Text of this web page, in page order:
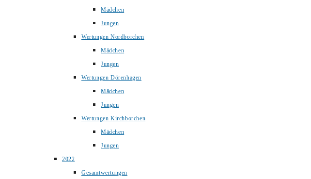
Mädchen
Jungen
Wertungen Nordborchen
Mädchen
Jungen
Wertungen Dörenhagen
Mädchen
Jungen
Wertungen Kirchborchen
Mädchen
Jungen
2022
Gesamtwertungen